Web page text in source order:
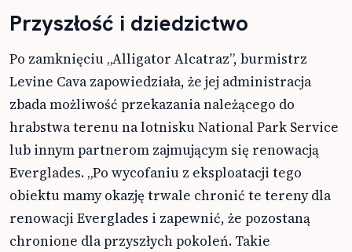
Przyszłość i dziedzictwo
Po zamknięciu „Alligator Alcatraz”, burmistrz
Levine Cava zapowiedziała, że jej administracja
zbada możliwość przekazania należącego do
hrabstwa terenu na lotnisku National Park Service
lub innym partnerom zajmującym się renowacją
Everglades. „Po wycofaniu z eksploatacji tego
obiektu mamy okazję trwale chronić te tereny dla
renowacji Everglades i zapewnić, że pozostaną
chronione dla przyszłych pokoleń. Takie